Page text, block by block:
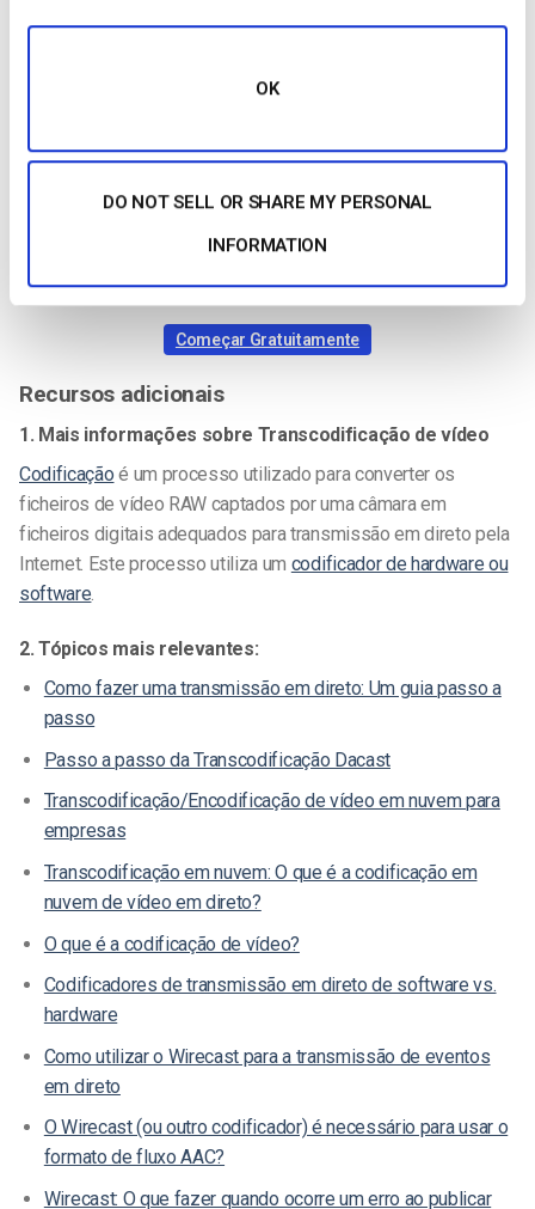
OK
DO NOT SELL OR SHARE MY PERSONAL
INFORMATION
Teradek
Tem dúvidas ou precisa de ajuda/acesso a esta
funcionalidade? Por favor,contacte-nos.Ainda não é um
Dacast sem riscos durante 14 dias? Inscreva-se hoje
para começar.
Começar Gratuitamente
Recursos adicionais
1. Mais informações sobre Transcodificação de vídeo
Codificação é um processo utilizado para converter os
ficheiros de vídeo RAW captados por uma câmara em
ficheiros digitais adequados para transmissão em direto pela
Internet. Este processo utiliza um codificador de hardware ou
software.
2. Tópicos mais relevantes:
Como fazer uma transmissão em direto: Um guia passo a
passo
Passo a passo da Transcodificação Dacast
Transcodificação/Encodificação de vídeo em nuvem para
empresas
Transcodificação em nuvem: O que é a codificação em
nuvem de vídeo em direto?
O que é a codificação de vídeo?
Codificadores de transmissão em direto de software vs.
hardware
Como utilizar o Wirecast para a transmissão de eventos
em direto
O Wirecast (ou outro codificador) é necessário para usar o
formato de fluxo AAC?
Wirecast: O que fazer quando ocorre um erro ao publicar